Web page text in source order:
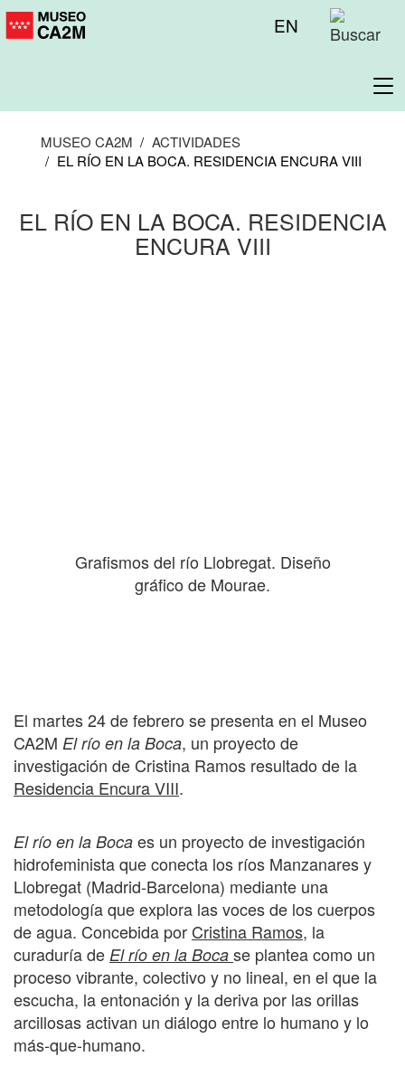
Pasar
al
Menú
superior
EN
MUSEO CA2M
ACTIVIDADES
EL RÍO EN LA BOCA. RESIDENCIA ENCURA VIII
EL RÍO EN LA BOCA. RESIDENCIA
ENCURA VIII
Grafismos del río Llobregat. Diseño
gráfico de Mourae.
El martes 24 de febrero se presenta en el Museo
CA2M El río en la Boca, un proyecto de
investigación de Cristina Ramos resultado de la
Residencia Encura VIII.
El río en la Boca es un proyecto de investigación
hidrofeminista que conecta los ríos Manzanares y
Llobregat (Madrid-Barcelona) mediante una
metodología que explora las voces de los cuerpos
de agua. Concebida por Cristina Ramos, la
curaduría de El río en la Boca se plantea como un
proceso vibrante, colectivo y no lineal, en el que la
escucha, la entonación y la deriva por las orillas
arcillosas activan un diálogo entre lo humano y lo
más-que-humano.